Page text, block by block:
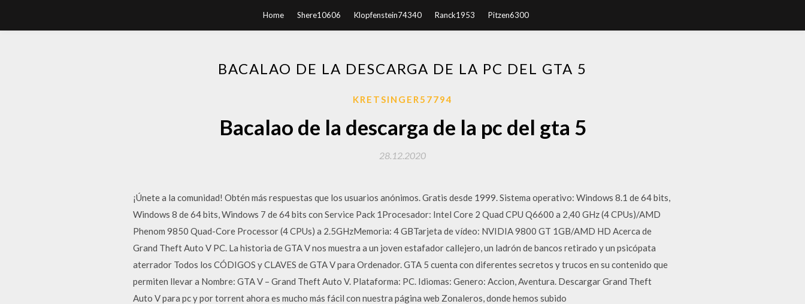
Home Shere10606 Klopfenstein74340 Ranck1953 Pitzen6300
BACALAO DE LA DESCARGA DE LA PC DEL GTA 5
KRETSINGER57794
Bacalao de la descarga de la pc del gta 5
28.12.2020
¡Únete a la comunidad! Obtén más respuestas que los usuarios anónimos. Gratis desde 1999. Sistema operativo: Windows 8.1 de 64 bits,
Windows 8 de 64 bits, Windows 7 de 64 bits con Service Pack 1Procesador: Intel Core 2 Quad CPU Q6600 a 2,40 GHz (4 CPUs)/AMD
Phenom 9850 Quad-Core Processor (4 CPUs) a 2.5GHzMemoria: 4 GBTarjeta de vídeo: NVIDIA 9800 GT 1GB/AMD HD Acerca de
Grand Theft Auto V PC. La historia de GTA V nos muestra a un joven estafador callejero, un ladrón de bancos retirado y un psicópata
aterrador Todos los CÓDIGOS y CLAVES de GTA V para Ordenador. GTA 5 cuenta con diferentes secretos y trucos en su contenido que
permiten llevar a Nombre: GTA V – Grand Theft Auto V. Plataforma: PC. Idiomas: Genero: Accion, Aventura. Descargar Grand Theft
Auto V para pc y por torrent ahora es mucho más fácil con nuestra página web Zonaleros, donde hemos subido